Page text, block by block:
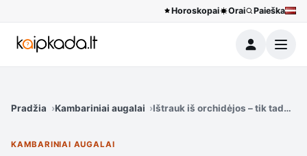
Horoskopai Orai Paieška
Meniu
Pradžia Kambariniai augalai Ištrauk iš orchidėjos – tik tada ji
KAMBARINIAI AUGALAI